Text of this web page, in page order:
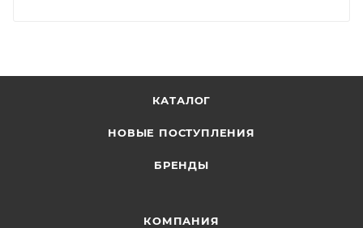
КАТАЛОГ
НОВЫЕ ПОСТУПЛЕНИЯ
БРЕНДЫ
КОМПАНИЯ